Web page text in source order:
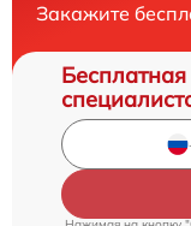
Закажите